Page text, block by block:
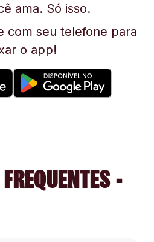
ama. Só isso.
com seu telefone para
o app!
-